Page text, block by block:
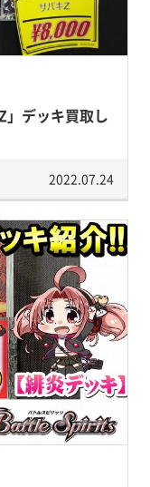
」デッキ買取し
2022.07.24